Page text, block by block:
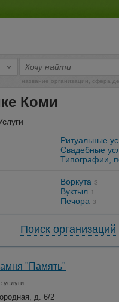
название организации, сфера
Коми
Ритуальные
Свадебные
Типографии,
Воркута 3
Вуктыл 1
Печора 3
Поиск организаций
"Память"
услуги
д. 6/2